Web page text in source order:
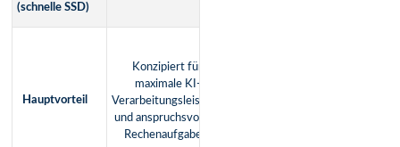
(schnelle SSD)
Hauptvorteil
Konzipiert für
maximale KI-
Verarbeitungsleistung
und anspruchsvollste
Rechenaufgaben.